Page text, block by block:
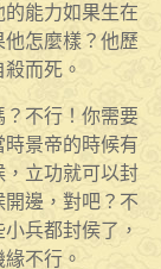
能力如果生在
怎麼樣？他歷
而死。
不行！你需要
景帝的時候有
，立功就可以封
邊，對吧？不
兵都封侯了，
不行。